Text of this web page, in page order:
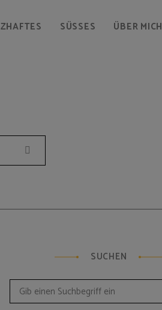
SÜSSES ÜBER MICH
Suchen
SUCHEN
Search